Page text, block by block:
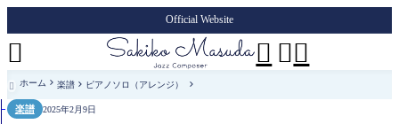
Official Website
 

 ホーム 楽譜 ピアノソロ（アレンジ）
楽譜 2025年2月9日